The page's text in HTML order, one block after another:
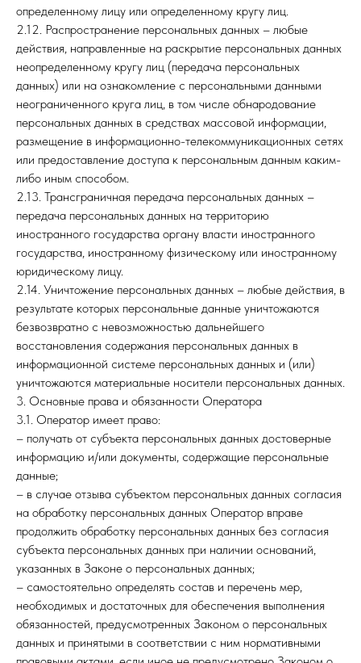
определенному лицу или определенному кругу лиц.
2.12. Распространение персональных данных – любые
действия, направленные на раскрытие персональных данных
неопределенному кругу лиц (передача персональных
данных) или на ознакомление с персональными данными
неограниченного круга лиц, в том числе обнародование
персональных данных в средствах массовой информации,
размещение в информационно-телекоммуникационных сетях
или предоставление доступа к персональным данным каким-
либо иным способом.
2.13. Трансграничная передача персональных данных –
передача персональных данных на территорию
иностранного государства органу власти иностранного
государства, иностранному физическому или иностранному
юридическому лицу.
2.14. Уничтожение персональных данных – любые действия, в
результате которых персональные данные уничтожаются
безвозвратно с невозможностью дальнейшего
восстановления содержания персональных данных в
информационной системе персональных данных и (или)
уничтожаются материальные носители персональных данных.
3. Основные права и обязанности Оператора
3.1. Оператор имеет право:
– получать от субъекта персональных данных достоверные
информацию и/или документы, содержащие персональные
данные;
– в случае отзыва субъектом персональных данных согласия
на обработку персональных данных Оператор вправе
продолжить обработку персональных данных без согласия
субъекта персональных данных при наличии оснований,
указанных в Законе о персональных данных;
– самостоятельно определять состав и перечень мер,
необходимых и достаточных для обеспечения выполнения
обязанностей, предусмотренных Законом о персональных
данных и принятыми в соответствии с ним нормативными